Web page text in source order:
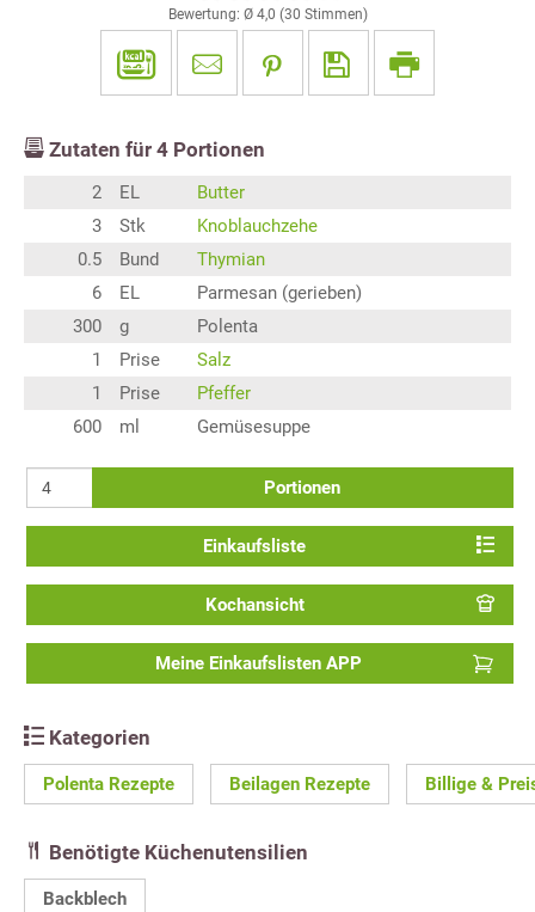
Bewertung: Ø 4,0 (30 Stimmen)
Zutaten für 4 Portionen
2 EL
Butter
3
Stk
Knoblauchzehe
0.5
Bund
Thymian
6
EL
Parmesan (gerieben)
300
g
Polenta
1
Prise
Salz
1
Prise
Pfeffer
600
ml Gemüsesuppe
Portionen
Einkaufsliste
Kochansicht
Meine Einkaufslisten APP
Kategorien
Polenta Rezepte Beilagen Rezepte Billige &
Benötigte Küchenutensilien
Backblech